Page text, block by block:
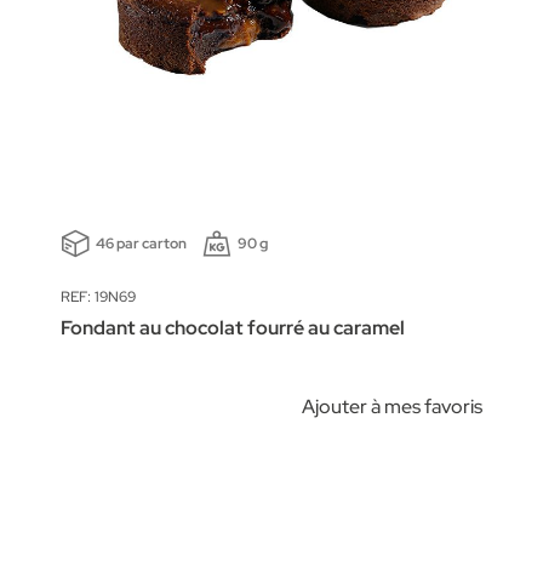
46 par carton 90 g
REF: 19N69
Fondant au chocolat fourré au caramel
Ajouter à mes favoris